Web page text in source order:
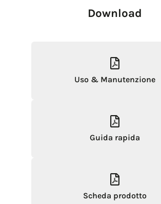
Download
Uso & Manutenzione
Guida rapida
Scheda prodotto